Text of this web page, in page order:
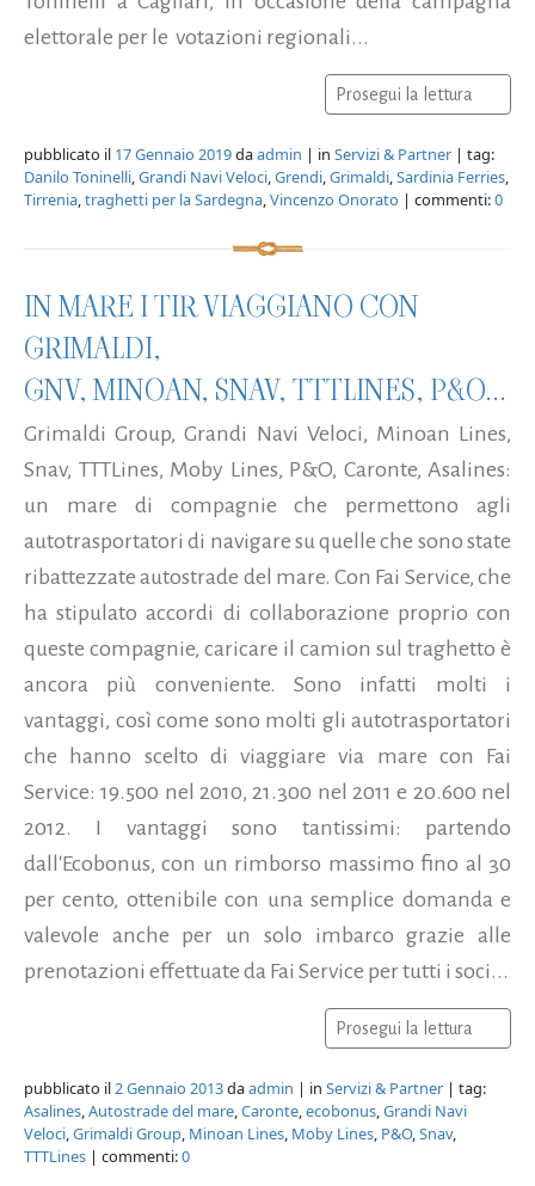
elettorale per le votazioni regionali...
Prosegui la lettura
pubblicato il 17 Gennaio 2019daadmin | in Servizi & Partner | tag:
Danilo Toninelli,Grandi Navi Veloci,Grendi,Grimaldi,Sardinia Ferries,
Tirrenia,traghetti per la Sardegna,Vincenzo Onorato | commenti:0
IN MARE I TIR VIAGGIANO CON
GRIMALDI,
GNV, MINOAN, SNAV, TTTLINES, P&O...
Grimaldi Group, Grandi Navi Veloci, Minoan Lines,
Snav, TTTLines, Moby Lines, P&O, Caronte, Asalines:
un mare di compagnie che permettono agli
autotrasportatori di navigare su quelle che sono state
ribattezzate autostrade del mare. Con Fai Service, che
ha stipulato accordi di collaborazione proprio con
queste compagnie, caricare il camion sul traghetto è
ancora più conveniente. Sono infatti molti i
vantaggi, così come sono molti gli autotrasportatori
che hanno scelto di viaggiare via mare con Fai
Service: 19.500 nel 2010, 21.300 nel 2011 e 20.600 nel
2012. I vantaggi sono tantissimi: partendo
dall'Ecobonus, con un rimborso massimo fino al 30
per cento, ottenibile con una semplice domanda e
valevole anche per un solo imbarco grazie alle
prenotazioni effettuate da Fai Service per tutti i soci...
Prosegui la lettura
pubblicato il2 Gennaio 2013daadmin | in Servizi & Partner | tag:
Asalines,Autostrade del mare,Caronte,ecobonus,Grandi Navi
Veloci,Grimaldi Group, Minoan Lines, Moby Lines, P&O,Snav,
TTTLines | commenti:0